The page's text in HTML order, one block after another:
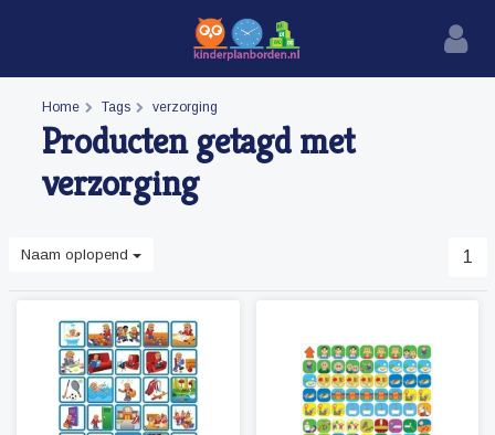
Home Tags verzorging
Producten getagd met
verzorging
Naam oplopend 1